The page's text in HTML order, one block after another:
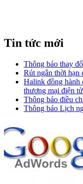
Tin tức mới
Thông báo thay
Rút ngắn thời hạn
Halink đồng hành
thương mại điện tử
Thông báo điều
Thông báo Lịch